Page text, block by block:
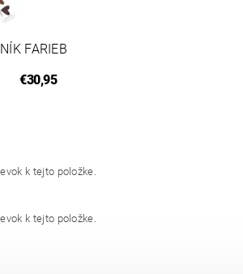
FARIEB
€30,95
k tejto položke.
k tejto položke.